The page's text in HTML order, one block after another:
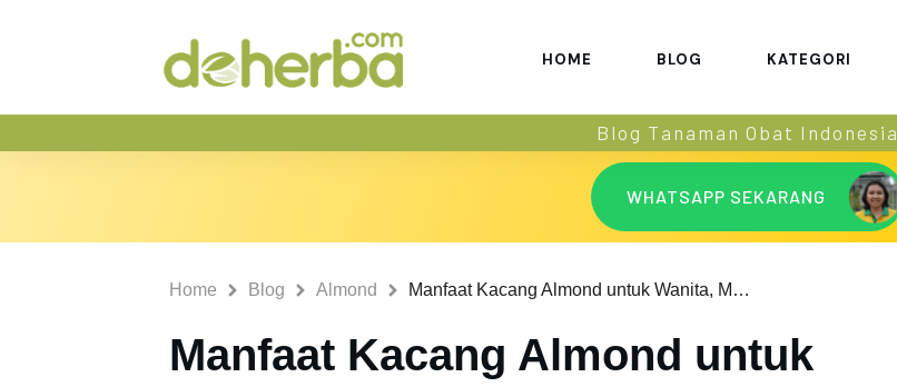
HOME BLOG KATEGORI
Blog Tanaman Obat Indonesia
WHATSAPP SEKARANG
Home Blog Almond Manfaat Kacang Almond untuk Wanita, Mulai dari Kecantikan Hingga untuk Kehamilan
Manfaat Kacang Almond untuk